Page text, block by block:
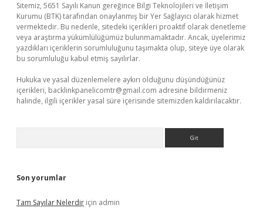
Sitemiz, 5651 Sayılı Kanun gereğince Bilgi Teknolojileri ve İletişim
Kurumu (BTK) tarafından onaylanmış bir Yer Sağlayıcı olarak hizmet
vermektedir. Bu nedenle, sitedeki içerikleri proaktif olarak denetleme
veya araştırma yükümlülüğümüz bulunmamaktadır. Ancak, üyelerimiz
yazdıkları içeriklerin sorumluluğunu taşımakta olup, siteye üye olarak
bu sorumluluğu kabul etmiş sayılırlar.
Hukuka ve yasal düzenlemelere aykırı olduğunu düşündüğünüz
içerikleri, backlinkpanelicomtr@gmail.com adresine bildirmeniz
halinde, ilgili içerikler yasal süre içerisinde sitemizden kaldırılacaktır.
Son yorumlar
Tam Sayılar Nelerdir için admin